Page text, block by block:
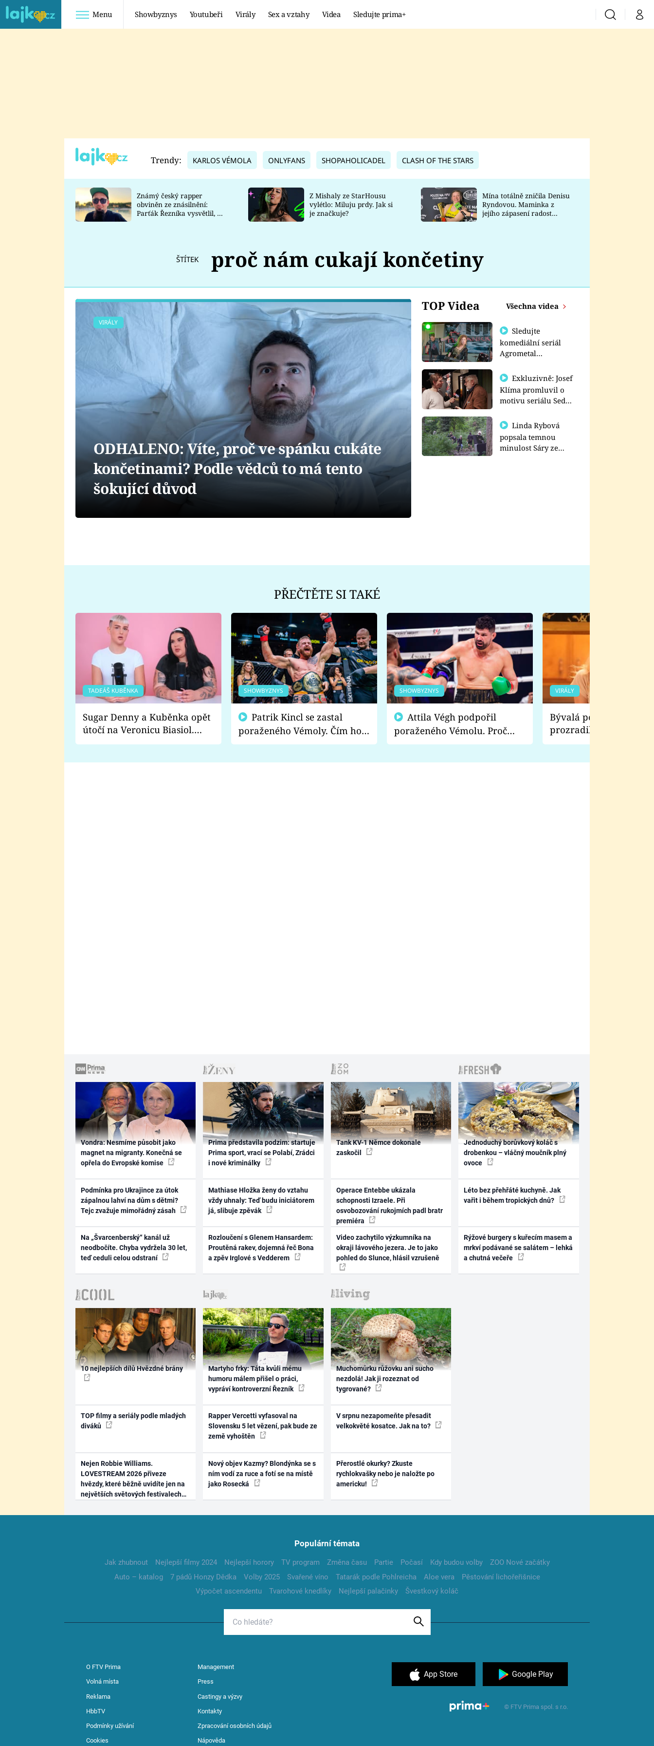
Menu Showbyznys Youtubeři Virály Sex a vztahy Videa Sledujte prima+ VyhledáváníMůj
TADEÁŠ KUBĚNKA
DATEL
Prima Lajk
Sledujte nás
Trendy: KARLOS VÉMOLA ONLYFANS SHOPAHOLICADEL CLASH OF THE STARS
Známý český rapper
obviněn ze znásilnění:
Parťák Řezníka vysvětlil, co
Z Mishaly ze StarHousu
vylétlo: Miluju prdy. Jak si
je značkuje?
Mína totálně zničila Denisu
Ryndovou. Maminka z
jejího zápasení radost
ŠTÍTEK proč nám cukají končetiny
TOP Videa Všechna videa
Sledujte
komediální seriál
Agrometal
prima+
Exkluzivně: Josef
Klíma promluvil o
motivu seriálu Sedm
Linda Rybová
popsala temnou
minulost Sáry ze
VIRÁLY
ODHALENO: Víte, proč ve spánku cukáte
končetinami? Podle vědců to má tento
šokující důvod
PŘEČTĚTE SI TAKÉ
TADEÁŠ KUBĚNKA
Sugar Denny a Kuběnka opět
útočí na Veronicu Biasiol.
Proč je podle nich falešná a
SHOWBYZNYS
poraženého Vémoly. Čím ho
fanoušci naštvali?
SHOWBYZNYS
poraženého Vémolu. Proč
chce raději zápasit s ním než
VIRÁLY
Bývalá pornoherečka
prozradila, co ji
natáčení Euforie.
Vondra: Nesmíme působit jako
magnet na migranty. Konečná se
opřela do Evropské komise
Podmínka pro Ukrajince za útok
zápalnou lahví na dům s dětmi?
Tejc zvažuje mimořádný zásah
Na „Švarcenberský“ kanál už
neodbočíte. Chyba vydržela 30 let,
teď ceduli celou odstraní
Prima představila podzim: startuje
Prima sport, vrací se Polabí, Zrádci
i nové kriminálky
Mathiase Hložka ženy do vztahu
vždy uhnaly: Teď budu iniciátorem
já, slibuje zpěvák
Rozloučení s Glenem Hansardem:
Proutěná rakev, dojemná řeč Bona
a zpěv Irglové s Vedderem
Tank KV-1 Němce dokonale
zaskočil
Operace Entebbe ukázala
schopnosti Izraele. Při
osvobozování rukojmích padl bratr
premiéra
Video zachytilo výzkumníka na
okraji lávového jezera. Je to jako
pohled do Slunce, hlásil vzrušeně
Jednoduchý borůvkový koláč s
drobenkou – vláčný moučník plný
ovoce
Léto bez přehřáté kuchyně. Jak
vařit i během tropických dnů?
Rýžové burgery s kuřecím masem a
mrkví podávané se salátem – lehká
a chutná večeře
10 nejlepších dílů Hvězdné brány
TOP filmy a seriály podle mladých
diváků
Nejen Robbie Williams.
LOVESTREAM 2026 přiveze
hvězdy, které běžně uvidíte jen na
největších světových festivalech
Martyho frky: Táta kvůli mému
humoru málem přišel o práci,
vypráví kontroverzní Řezník
Rapper Vercetti vyfasoval na
Slovensku 5 let vězení, pak bude ze
země vyhoštěn
Nový objev Kazmy? Blondýnka se s
ním vodí za ruce a fotí se na místě
jako Rosecká
Muchomůrku růžovku ani sucho
nezdolá! Jak ji rozeznat od
tygrované?
V srpnu nezapomeňte přesadit
velkokvěté kosatce. Jak na to?
Přerostlé okurky? Zkuste
rychlokvašky nebo je naložte po
americku!
Populární témata
Jak zhubnout Nejlepší filmy 2024 Nejlepší horory TV program Změna času Partie Počasí Kdy budou volby
ZOO Nové začátky
Auto – katalog
7 pádů Honzy Dědka Volby 2025 Svařené víno Tatarák podle Pohlreicha Aloe vera
Pěstování lichořeřišnice
Výpočet ascendentu
Tvarohové knedlíky Nejlepší palačinky Švestkový koláč
O FTV Prima Management
Volná místa Press
Reklama Castingy a výzvy
HbbTV Kontakty
Podmínky užívání Zpracování osobních údajů
Cookies Nápověda
App Store Google Play
© FTV Prima spol. s r.o.